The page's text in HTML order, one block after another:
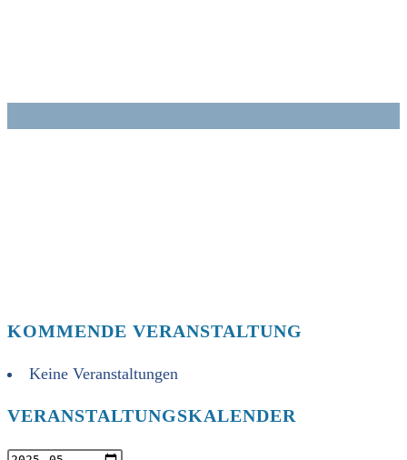
KOMMENDE VERANSTALTUNG
Keine Veranstaltungen
VERANSTALTUNGSKALENDER